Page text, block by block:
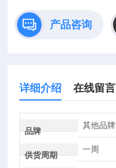
产品咨询
详细介绍 在线留言
品牌
其他品牌
供货周期
一周